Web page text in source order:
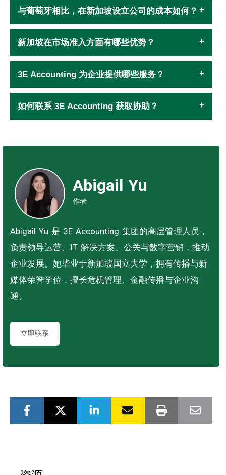
与葡萄牙相比，在新加坡设立公司的成本如何？
新加坡在市场准入方面有哪些优势？
3E Accounting 为企业提供哪些服务？
如何联系 3E Accounting 获取协助？
Abigail Yu
作者
Abigail Yu 是 3E Accounting 集团的高层管理人员，
负责领导运营、IT 解决方案、公关与数字营销，推动
企业发展。她毕业于新加坡国立大学，拥有传播与新
媒体荣誉学位，擅长危机管理、金融传播与企业沟
通。
立即联系